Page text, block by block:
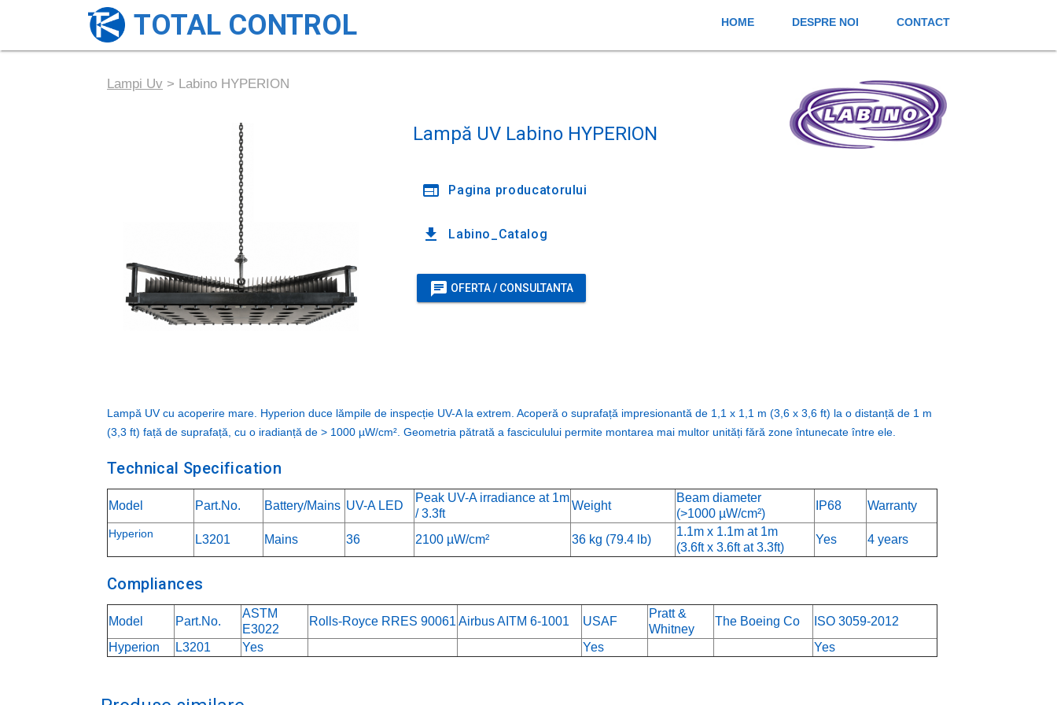
TOTAL CONTROL HOME DESPRE NOI CONTACT
Lampi Uv > Labino HYPERION
Lampă UV Labino HYPERION
web Pagina producatorului
file_download Labino_Catalog
chat OFERTA / CONSULTANTA
Lampă UV cu acoperire mare. Hyperion duce lămpile de inspecție UV-A la extrem. Acoperă o suprafață impresionantă de 1,1 x 1,1 m (3,6 x 3,6 ft) la o distanță de 1 m
(3,3 ft) față de suprafață, cu o iradianță de > 1000 µW/cm². Geometria pătrată a fasciculului permite montarea mai multor unități fără zone întunecate între ele.
Technical Specification
Model Part.No. Battery/Mains UV-A LED
Peak UV-A irradiance at 1m
/ 3.3ft
Weight
Beam diameter
(>1000 µW/cm²)
IP68 Warranty
Hyperion L3201 Mains 36 2100 µW/cm² 36 kg (79.4 lb)
1.1m x 1.1m at 1m
(3.6ft x 3.6ft at 3.3ft)
Yes 4 years
Compliances
Model Part.No.
ASTM
E3022
Rolls-Royce RRES 90061 Airbus AITM 6-1001 USAF
Pratt &
Whitney
The Boeing Co
ISO 3059-2012
Hyperion
L3201 Yes Yes Yes